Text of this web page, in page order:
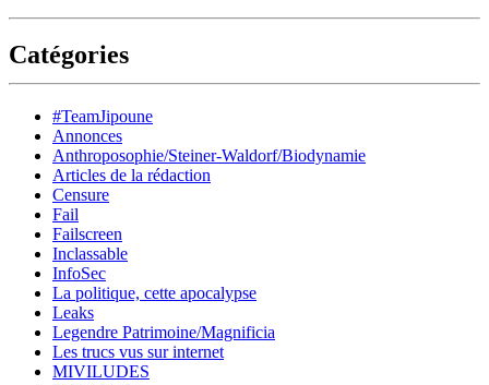
Catégories
#TeamJipoune
Annonces
Anthroposophie/Steiner-Waldorf/Biodynamie
Articles de la rédaction
Censure
Fail
Failscreen
Inclassable
InfoSec
La politique, cette apocalypse
Leaks
Legendre Patrimoine/Magnificia
Les trucs vus sur internet
MIVILUDES